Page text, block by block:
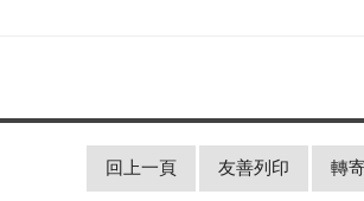
回上一頁 友善列印 轉